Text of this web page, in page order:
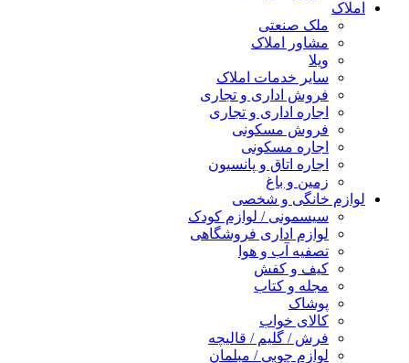
املاک
ملک صنعتی
مشاور املاک
ویلا
سایر خدمات املاک
فروش اداری و تجاری
اجاره اداری و تجاری
فروش مسکونی
اجاره مسکونی
اجاره اتاق و پانسیون
زمین و باغ
لوازم خانگی و شخصی
سیسمونی / لوازم کودک
لوازم اداری فروشگاهی
تصفیه آب و هوا
کیف و کفش
مجله و کتاب
پوشاک
کالای خواب
فرش / گلیم / قالیچه
لوازم چوبی / مبلمان